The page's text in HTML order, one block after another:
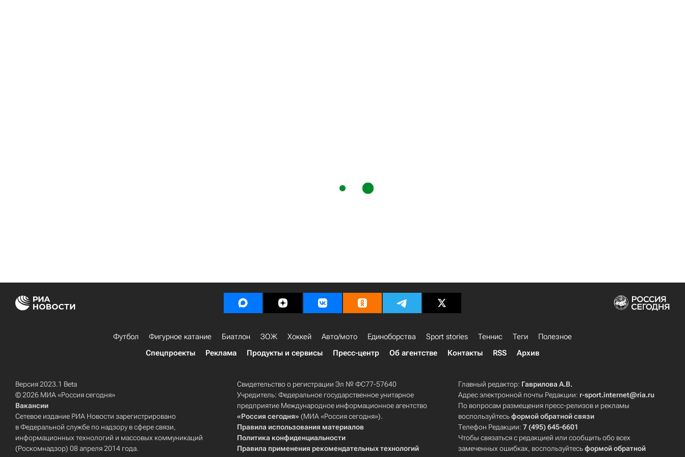
Футбол Фигурное катание Биатлон ЗОЖ Хоккей Авто/мото Единоборства Sport stories Теннис Теги
Полезное
Спецпроекты
Реклама Продукты и сервисы Пресс-центр Об агентстве Контакты RSS Архив
Версия 2023.1 Beta
© 2026 МИА «Россия сегодня»
Вакансии
Сетевое издание РИА Новости зарегистрировано
в Федеральной службе по надзору в сфере связи,
информационных технологий и массовых коммуникаций
(Роскомнадзор) 08 апреля 2014 года.
Свидетельство о регистрации Эл № ФС77-57640
Учредитель: Федеральное государственное унитарное
предприятие Международное информационное агентство
«Россия сегодня» (МИА «Россия сегодня»).
Правила использования материалов
Политика конфиденциальности
Правила применения рекомендательных технологий
Главный редактор: Гаврилова А.В.
Адрес электронной почты Редакции: r-sport.internet@ria.ru
По вопросам размещения пресс-релизов и рекламы
воспользуйтесьформой обратной связи
Телефон Редакции:7 (495) 645-6601
Чтобы связаться с редакцией или сообщить обо всех
замеченных ошибках, воспользуйтесьформой обратной